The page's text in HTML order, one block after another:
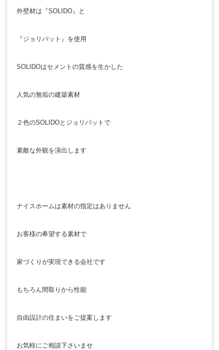
外壁材は『SOLIDO』と
『ジョリパット』を使用
SOLIDOはセメントの質感を生かした
人気の無垢の建築素材
２色のSOLIDOとジョリパットで
素敵な外観を演出します
ナイスホームは素材の指定はありません
お客様の希望する素材で
家づくりが実現できる会社です
もちろん間取りから性能
自由設計の住まいをご提案します
お気軽にご相談下さいませ